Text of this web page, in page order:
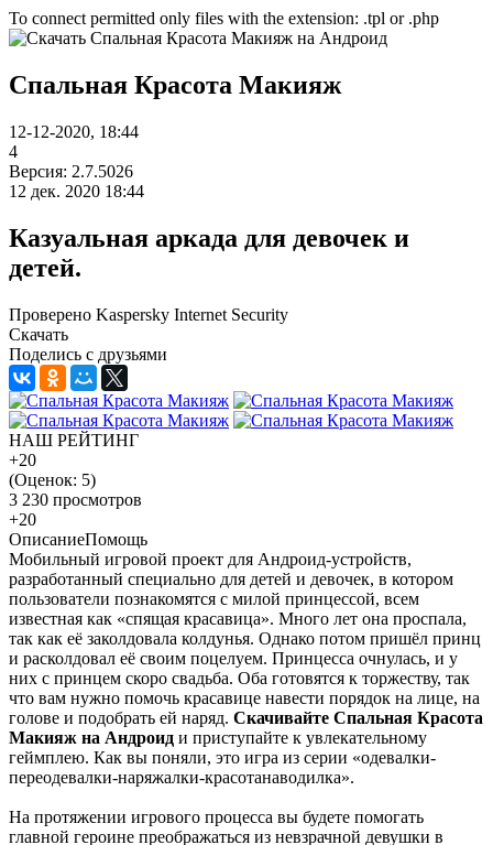
To connect permitted only files with the extension: .tpl or .php
Спальная Красота Макияж
12-12-2020, 18:44
4
Версия: 2.7.5026
12 дек. 2020 18:44
Казуальная аркада для девочек и
детей.
Проверено Kaspersky Internet Security
Скачать
Поделись с друзьями
НАШ РЕЙТИНГ
+20
(Оценок: 5)
3 230 просмотров
+20
ОписаниеПомощь
Мобильный игровой проект для Андроид-устройств,
разработанный специально для детей и девочек, в котором
пользователи познакомятся с милой принцессой, всем
известная как «спящая красавица». Много лет она проспала,
так как её заколдовала колдунья. Однако потом пришёл принц
и расколдовал её своим поцелуем. Принцесса очнулась, и у
них с принцем скоро свадьба. Оба готовятся к торжеству, так
что вам нужно помочь красавице навести порядок на лице, на
голове и подобрать ей наряд. Скачивайте Спальная Красота
Макияж на Андроид и приступайте к увлекательному
геймплею. Как вы поняли, это игра из серии «одевалки-
переодевалки-наряжалки-красотанаводилка».
На протяжении игрового процесса вы будете помогать
главной героине преображаться из невзрачной девушки в